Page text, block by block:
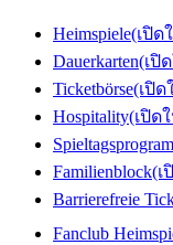
Heimspiele(เปิด
Dauerkarten(เปิ
Ticketbörse(เปิ
Hospitality(เปิด
Familienblock(เ
Barrierefreie
Fanclub